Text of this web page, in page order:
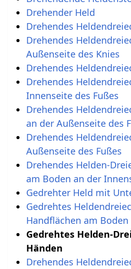
Drehender Held
Drehendes
Drehendes
Außenseite des Knies
Drehendes
Drehendes
Innenseite des Fußes
Drehendes
an der Außenseite des
Drehendes
Außenseite des Fußes
Drehendes Helden-
am Boden an der
Gedrehter Held mit
Gedrehtes
Handflächen am Boden
Gedrehtes Helden-
Händen
Drehendes